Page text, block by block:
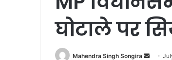
घोटाले पर
Mahendra Singh Songira
Send